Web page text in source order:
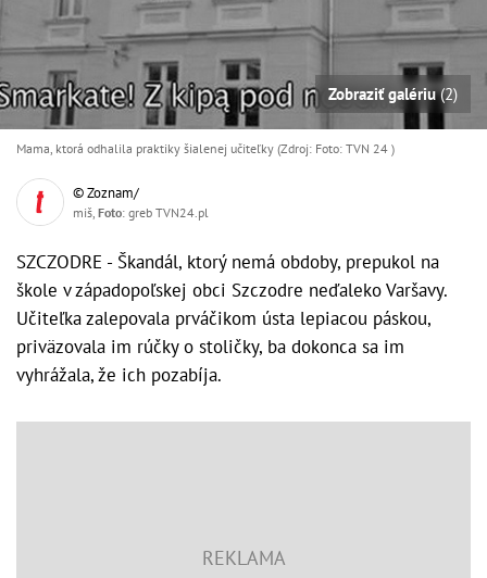
Zobraziť galériu(2)
Mama, ktorá odhalila praktiky šialenej učiteľky (Zdroj: Foto: TVN 24 )
© Zoznam/
miš, Foto: greb TVN24.pl
SZCZODRE - Škandál, ktorý nemá obdoby, prepukol na
škole v západopoľskej obci Szczodre neďaleko Varšavy.
Učiteľka zalepovala prváčikom ústa lepiacou páskou,
priväzovala im rúčky o stoličky, ba dokonca sa im
vyhrážala, že ich pozabíja.